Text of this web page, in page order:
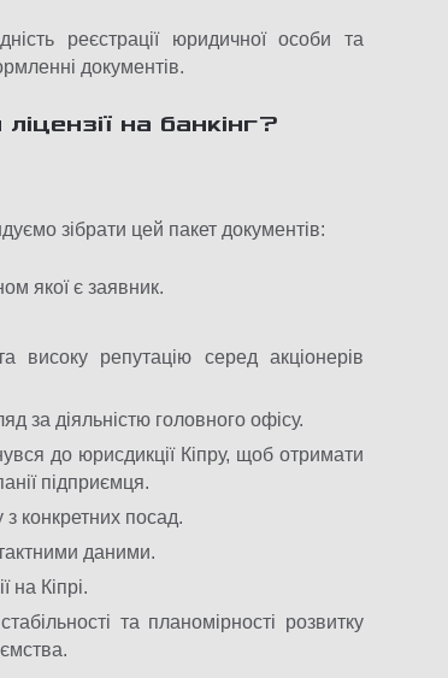
реєстрації юридичної особи та
документів.
на банкінг?
зібрати цей пакет документів:
якої є заявник.
високу репутацію серед акціонерів
за діяльністю головного офісу.
до юрисдикції Кіпру, щоб отримати
підприємця.
з конкретних посад.
даними.
на Кіпрі.
та планомірності розвитку